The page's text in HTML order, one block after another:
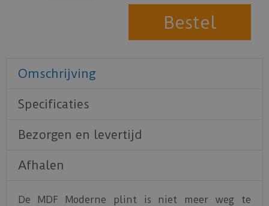
Omschrijving
Specificaties
Bezorgen en levertijd
Afhalen
De MDF Moderne plint is niet meer weg te